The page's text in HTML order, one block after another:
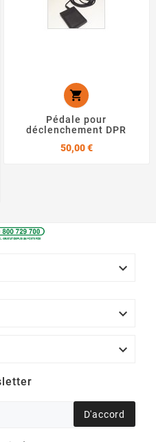

Pédale pour
déclenchement DPR
50,00 €Prix



D'accord